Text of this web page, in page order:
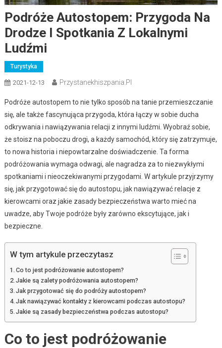
Podróże Autostopem: Przygoda Na
Drodze I Spotkania Z Lokalnymi
Ludźmi
Turystyka
2021-12-13 Przystanekhiszpania.pl
Podróże autostopem to nie tylko sposób na tanie przemieszczanie
się, ale także fascynująca przygoda, która łączy w sobie ducha
odkrywania i nawiązywania relacji z innymi ludźmi. Wyobraź sobie,
że stoisz na poboczu drogi, a każdy samochód, który się zatrzymuje,
to nowa historia i niepowtarzalne doświadczenie. Ta forma
podróżowania wymaga odwagi, ale nagradza za to niezwykłymi
spotkaniami i nieoczekiwanymi przygodami. W artykule przyjrzymy
się, jak przygotować się do autostopu, jak nawiązywać relacje z
kierowcami oraz jakie zasady bezpieczeństwa warto mieć na
uwadze, aby Twoje podróże były zarówno ekscytujące, jak i
bezpieczne.
W tym artykule przeczytasz
Co to jest podróżowanie autostopem?
Jakie są zalety podróżowania autostopem?
Jak przygotować się do podróży autostopem?
Jak nawiązywać kontakty z kierowcami podczas autostopu?
Jakie są zasady bezpieczeństwa podczas autostopu?
Co to jest podróżowanie